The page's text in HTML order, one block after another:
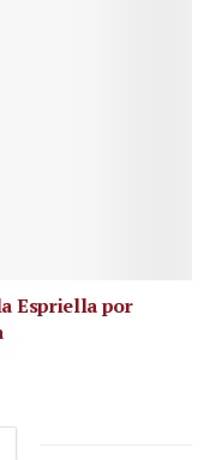
Espriella por